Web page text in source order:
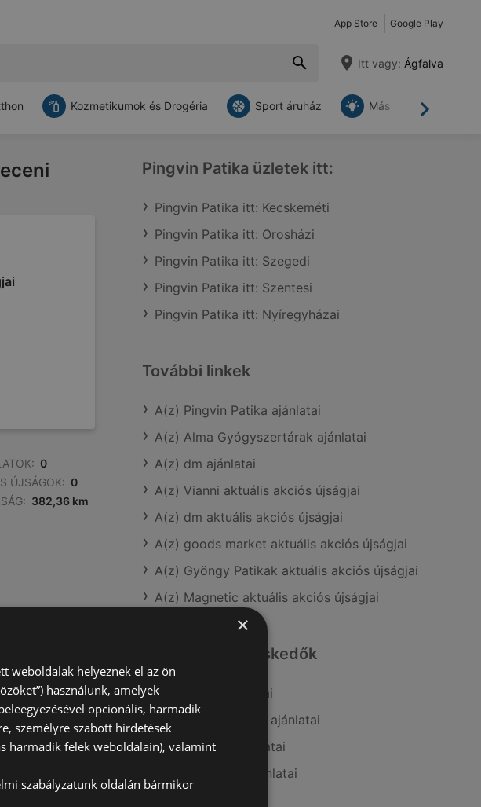
App Store Google Play
Itt vagy: Ágfalva
Tovább
Kozmetikumok és Drogéria Sport áruház Más
0
ÚJSÁGOK: 0
382,36 km
382,63 km
Pingvin Patika üzletek itt:
Pingvin Patika itt: Kecskeméti
Pingvin Patika itt: Orosházi
Pingvin Patika itt: Szegedi
Pingvin Patika itt: Szentesi
Pingvin Patika itt: Nyíregyházai
További linkek
A(z) Pingvin Patika ajánlatai
A(z) Alma Gyógyszertárak ajánlatai
A(z) dm ajánlatai
A(z) Vianni aktuális akciós újságjai
A(z) dm aktuális akciós újságjai
A(z) goods market aktuális akciós újságjai
A(z) Gyöngy Patikak aktuális akciós újságjai
A(z) Magnetic aktuális akciós újságjai
Hasonló kiskereskedők
A(z) Vianni ajánlatai
A(z) goods market ajánlatai
A(z) Douglas ajánlatai
A(z) Rossmann ajánlatai
×
weboldalak helyeznek el az ön
használunk, amelyek
opcionális, harmadik
személyre szabott hirdetések
harmadik felek weboldalain), valamint
szabályzatunk oldalán bármikor